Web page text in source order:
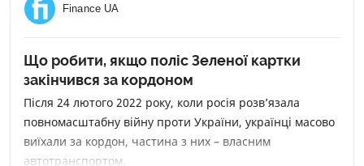
Finance UA
Що робити, якщо поліс Зеленої картки
закінчився за кордоном
Після 24 лютого 2022 року, коли росія розв’язала
повномасштабну війну проти України, українці масово
виїхали за кордон, частина з них – власним
автотранспортом.